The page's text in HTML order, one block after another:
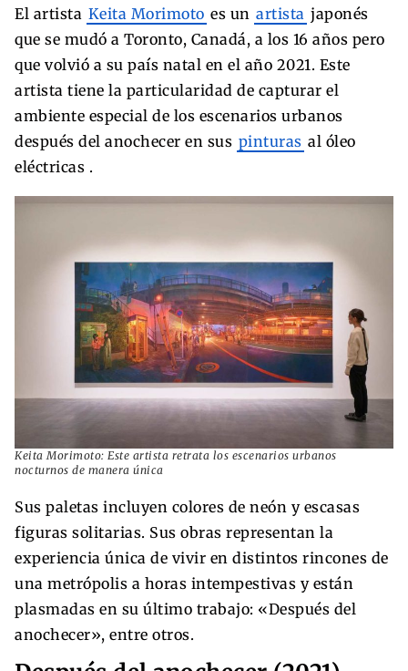
El artista Keita Morimoto es un artista japonés
que se mudó a Toronto, Canadá, a los 16 años pero
que volvió a su país natal en el año 2021. Este
artista tiene la particularidad de capturar el
ambiente especial de los escenarios urbanos
después del anochecer en sus pinturas al óleo
eléctricas .
Keita Morimoto: Este artista retrata los escenarios urbanos
nocturnos de manera única
Sus paletas incluyen colores de neón y escasas
figuras solitarias. Sus obras representan la
experiencia única de vivir en distintos rincones de
una metrópolis a horas intempestivas y están
plasmadas en su último trabajo: «Después del
anochecer», entre otros.